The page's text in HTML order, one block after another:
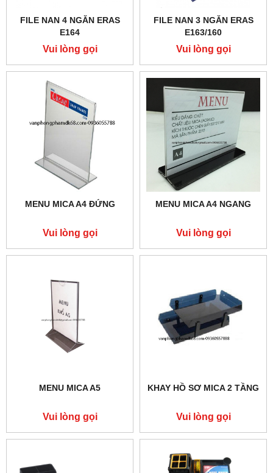
FILE NAN 4 NGĂN ERAS
E164
Vui lòng gọi
FILE NAN 3 NGĂN ERAS
E163/160
Vui lòng gọi
MENU MICA A4 ĐỨNG
Vui lòng gọi
MENU MICA A4 NGANG
Vui lòng gọi
MENU MICA A5
Vui lòng gọi
KHAY HỒ SƠ MICA 2 TẦNG
Vui lòng gọi